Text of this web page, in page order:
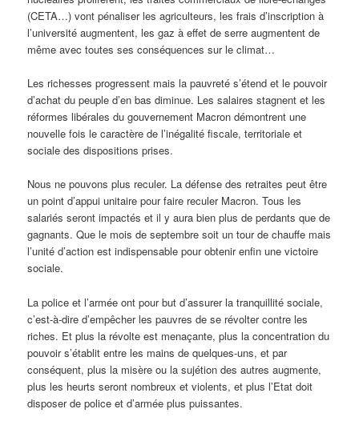
(CETA…) vont pénaliser les agriculteurs, les frais d’inscription à
l’université augmentent, les gaz à effet de serre augmentent de
même avec toutes ses conséquences sur le climat…
Les richesses progressent mais la pauvreté s’étend et le pouvoir
d’achat du peuple d’en bas diminue. Les salaires stagnent et les
réformes libérales du gouvernement Macron démontrent une
nouvelle fois le caractère de l’inégalité fiscale, territoriale et
sociale des dispositions prises.
Nous ne pouvons plus reculer. La défense des retraites peut être
un point d’appui unitaire pour faire reculer Macron. Tous les
salariés seront impactés et il y aura bien plus de perdants que de
gagnants. Que le mois de septembre soit un tour de chauffe mais
l’unité d’action est indispensable pour obtenir enfin une victoire
sociale.
La police et l’armée ont pour but d’assurer la tranquillité sociale,
c’est-à-dire d’empêcher les pauvres de se révolter contre les
riches. Et plus la révolte est menaçante, plus la concentration du
pouvoir s’établit entre les mains de quelques-uns, et par
conséquent, plus la misère ou la sujétion des autres augmente,
plus les heurts seront nombreux et violents, et plus l’Etat doit
disposer de police et d’armée plus puissantes.